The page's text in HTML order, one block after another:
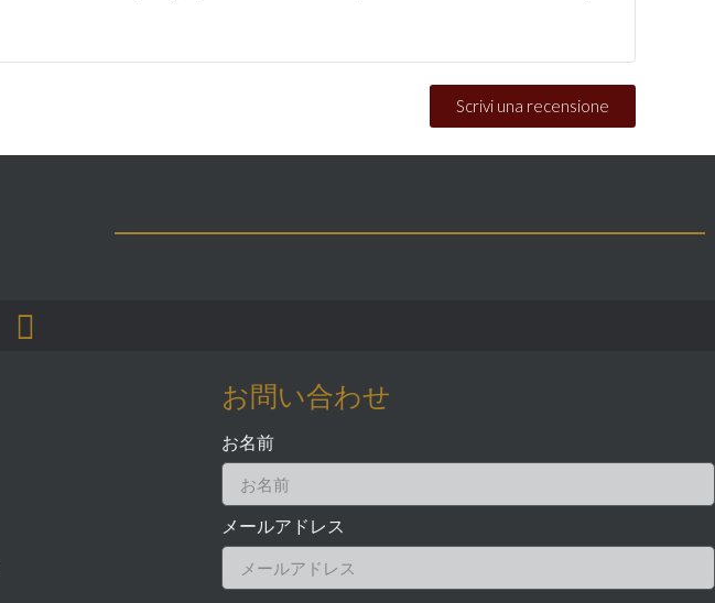
Scrivi una recensione
お問い合わせ
お名前
メールアドレス